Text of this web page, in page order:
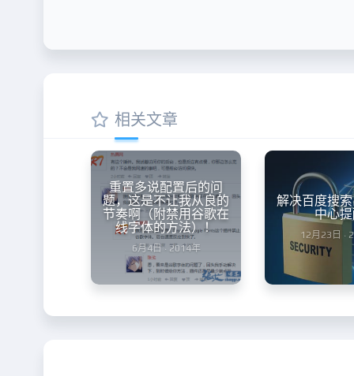
相关文章
重置多说配置后的问
题，这是不让我从良的
节奏啊（附禁用谷歌在
线字体的方法）！
6月4日 · 2014年
解决百度搜
中心
12月23日 ·